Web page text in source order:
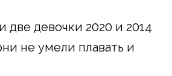
девочки 2020 и 2014
не умели плавать и